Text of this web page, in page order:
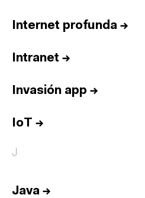
Internet profunda →
Intranet →
Invasión app →
IoT →
J
Java →